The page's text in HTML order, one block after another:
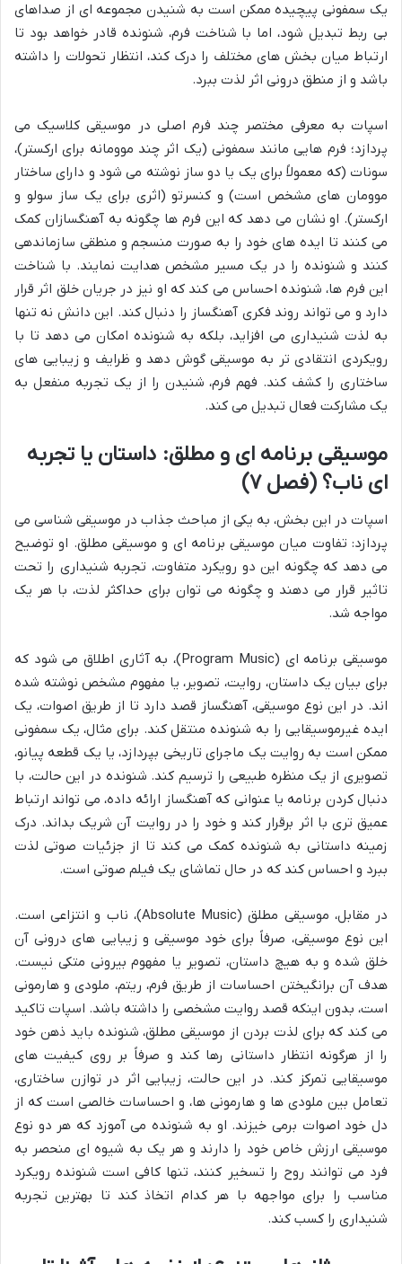
یک سمفونی پیچیده ممکن است به شنیدن مجموعه ای از صداهای
بی ربط تبدیل شود، اما با شناخت فرم، شنونده قادر خواهد بود تا
ارتباط میان بخش های مختلف را درک کند، انتظار تحولات را داشته
باشد و از منطق درونی اثر لذت ببرد.
اسپات به معرفی مختصر چند فرم اصلی در موسیقی کلاسیک می
پردازد؛ فرم هایی مانند سمفونی (یک اثر چند موومانه برای ارکستر)،
سونات (که معمولاً برای یک یا دو ساز نوشته می شود و دارای ساختار
موومان های مشخص است) و کنسرتو (اثری برای یک ساز سولو و
ارکستر). او نشان می دهد که این فرم ها چگونه به آهنگسازان کمک
می کنند تا ایده های خود را به صورت منسجم و منطقی سازماندهی
کنند و شنونده را در یک مسیر مشخص هدایت نمایند. با شناخت
این فرم ها، شنونده احساس می کند که او نیز در جریان خلق اثر قرار
دارد و می تواند روند فکری آهنگساز را دنبال کند. این دانش نه تنها
به لذت شنیداری می افزاید، بلکه به شنونده امکان می دهد تا با
رویکردی انتقادی تر به موسیقی گوش دهد و ظرایف و زیبایی های
ساختاری را کشف کند. فهم فرم، شنیدن را از یک تجربه منفعل به
یک مشارکت فعال تبدیل می کند.
موسیقی برنامه ای و مطلق: داستان یا تجربه
ای ناب؟ (فصل ۷)
اسپات در این بخش، به یکی از مباحث جذاب در موسیقی شناسی می
پردازد: تفاوت میان موسیقی برنامه ای و موسیقی مطلق. او توضیح
می دهد که چگونه این دو رویکرد متفاوت، تجربه شنیداری را تحت
تاثیر قرار می دهند و چگونه می توان برای حداکثر لذت، با هر یک
مواجه شد.
موسیقی برنامه ای (Program Music)، به آثاری اطلاق می شود که
برای بیان یک داستان، روایت، تصویر، یا مفهوم مشخص نوشته شده
اند. در این نوع موسیقی، آهنگساز قصد دارد تا از طریق اصوات، یک
ایده غیرموسیقایی را به شنونده منتقل کند. برای مثال، یک سمفونی
ممکن است به روایت یک ماجرای تاریخی بپردازد، یا یک قطعه پیانو،
تصویری از یک منظره طبیعی را ترسیم کند. شنونده در این حالت، با
دنبال کردن برنامه یا عنوانی که آهنگساز ارائه داده، می تواند ارتباط
عمیق تری با اثر برقرار کند و خود را در روایت آن شریک بداند. درک
زمینه داستانی به شنونده کمک می کند تا از جزئیات صوتی لذت
ببرد و احساس کند که در حال تماشای یک فیلم صوتی است.
در مقابل، موسیقی مطلق (Absolute Music)، ناب و انتزاعی است.
این نوع موسیقی، صرفاً برای خود موسیقی و زیبایی های درونی آن
خلق شده و به هیچ داستان، تصویر یا مفهوم بیرونی متکی نیست.
هدف آن برانگیختن احساسات از طریق فرم، ریتم، ملودی و هارمونی
است، بدون اینکه قصد روایت مشخصی را داشته باشد. اسپات تاکید
می کند که برای لذت بردن از موسیقی مطلق، شنونده باید ذهن خود
را از هرگونه انتظار داستانی رها کند و صرفاً بر روی کیفیت های
موسیقایی تمرکز کند. در این حالت، زیبایی اثر در توازن ساختاری،
تعامل بین ملودی ها و هارمونی ها، و احساسات خالصی است که از
دل خود اصوات برمی خیزند. او به شنونده می آموزد که هر دو نوع
موسیقی ارزش خاص خود را دارند و هر یک به شیوه ای منحصر به
فرد می توانند روح را تسخیر کنند، تنها کافی است شنونده رویکرد
مناسب را برای مواجهه با هر کدام اتخاذ کند تا بهترین تجربه
شنیداری را کسب کند.